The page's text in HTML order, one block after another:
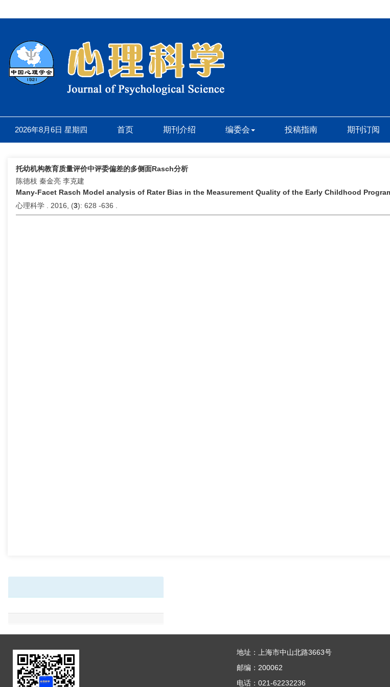
2026年8月6日 星期四 首页 期刊介绍 编委会 投稿指南 期刊订阅
托幼机构教育质量评价中评委偏差的多侧面Rasch分析
陈德枝 秦金亮 李克建
Many-Facet Rasch Model analysis of Rater Bias in the Measurement Quality of the Early Childhood
心理科学 . 2016, (3): 628 -636 .
地址：上海市中山北路3663号
邮编：200062
电话：021-62232236